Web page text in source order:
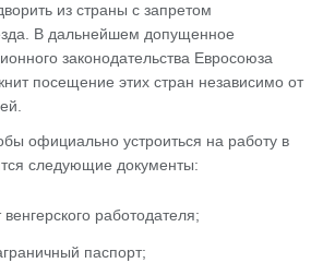
из страны с запретом
В дальнейшем допущенное
законодательства Евросоюза
посещение этих стран независимо от
официально устроиться на работу в
следующие документы:
работодателя;
паспорт;